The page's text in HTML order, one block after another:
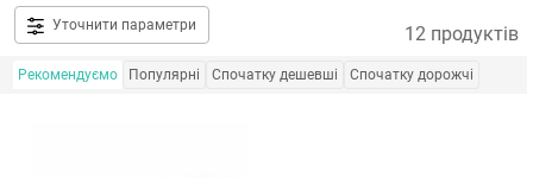
Уточнити параметри 12 продуктів
Рекомендуємо Популярні Спочатку дешевші Спочатку дорожчі